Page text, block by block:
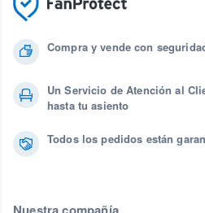
Compra y vende con
Un Servicio de Atención al
hasta tu asiento
Todos los pedidos están